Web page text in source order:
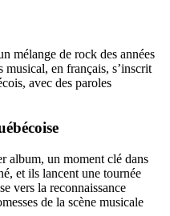
mélange de rock des années
en français, s’inscrit
avec des paroles
album, un moment clé dans
et ils lancent une tournée
vers la reconnaissance
de la scène musicale